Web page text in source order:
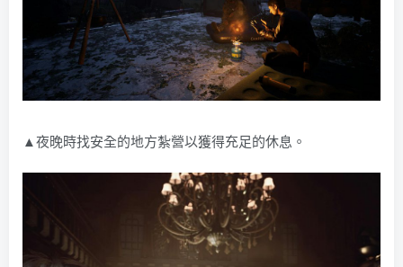
▲夜晚時找安全的地方紮營以獲得充足的休息。